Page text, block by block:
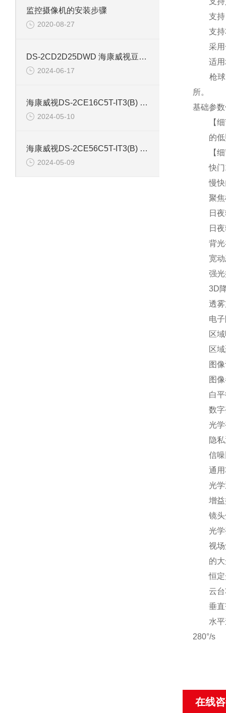
监控摄像机的安装步骤
2020-08-27
DS-2CD2D25DWD 海康威视豆干型小孔摄像机
2024-06-17
海康威视DS-2CE16C5T-IT3(B) 130万红外防水同轴摄像机
2024-05-10
海康威视DS-2CE56C5T-IT3(B) 130万像素红外半球摄像机
2024-05-09
支持自
支持
采用一
适用
枪球一
所。
基础参
【细节
的低照
【细节
快门1/
慢快
聚焦模
日夜转
日夜转
背光
宽动
强光
3D降
透雾
电子
区域
区域
图像设
图像
白平衡
数字变
光学
隐私遮
信噪
通用功
光学
增益
镜头焦
光学变
视场角
的大光
恒定光
云台功
垂直范
水平速
280°/s
在线